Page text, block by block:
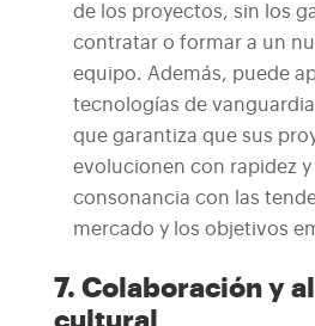
de los proyectos, sin los
contratar o formar a un
equipo. Además, puede
tecnologías de
que garantiza que sus
evolucionen con rapidez y
consonancia con las
mercado y los objetivos
7. Colaboración y
cultural